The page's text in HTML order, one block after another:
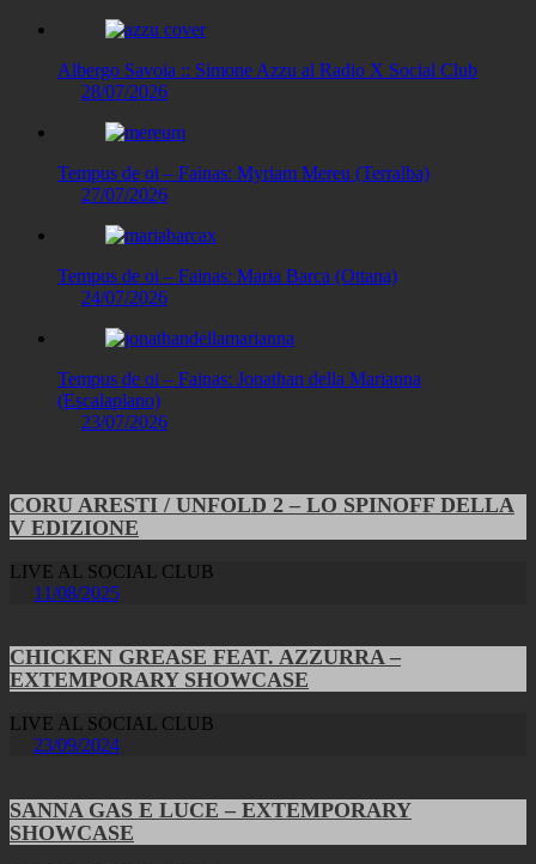
Albergo Savoia :: Simone Azzu al Radio X Social Club
28/07/2026
Tempus de oi – Fainas: Myriam Mereu (Terralba)
27/07/2026
Tempus de oi – Fainas: Maria Barca (Ottana)
24/07/2026
Tempus de oi – Fainas: Jonathan della Marianna
(Escalaplano)
23/07/2026
CORU ARESTI / UNFOLD 2 – LO SPINOFF DELLA
V EDIZIONE
LIVE AL SOCIAL CLUB
11/08/2025
CHICKEN GREASE FEAT. AZZURRA –
EXTEMPORARY SHOWCASE
LIVE AL SOCIAL CLUB
23/09/2024
SANNA GAS E LUCE – EXTEMPORARY
SHOWCASE